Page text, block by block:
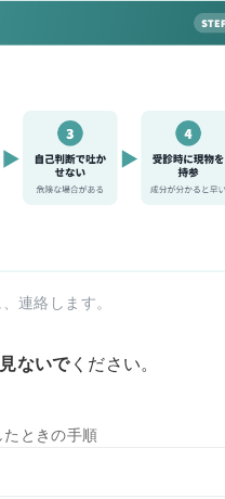
連絡します。
ないでください。
ときの手順